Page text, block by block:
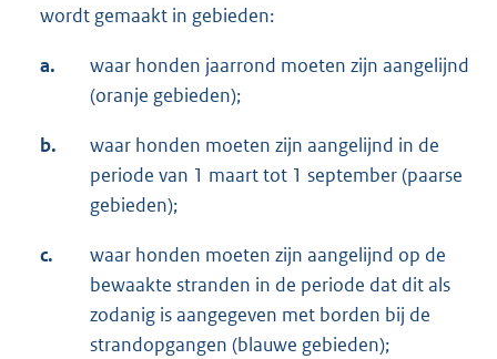
wordt gemaakt in gebieden:
a.
waar honden jaarrond moeten zijn aangelijnd
(oranje gebieden);
b.
waar honden moeten zijn aangelijnd in de
periode van 1 maart tot 1 september (paarse
gebieden);
c.
waar honden moeten zijn aangelijnd op de
bewaakte stranden in de periode dat dit als
zodanig is aangegeven met borden bij de
strandopgangen (blauwe gebieden);